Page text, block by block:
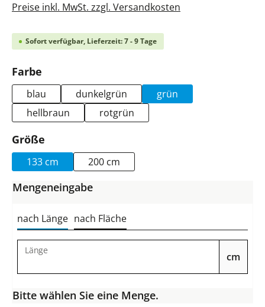
Preise inkl. MwSt. zzgl. Versandkosten
Sofort verfügbar, Lieferzeit: 7 - 9 Tage
Farbe
blau dunkelgrün
grün
hellbraun
rotgrün
Größe
133 cm 200 cm
Mengeneingabe
nach Länge nach Fläche
Länge
cm
Bitte wählen Sie eine Menge.